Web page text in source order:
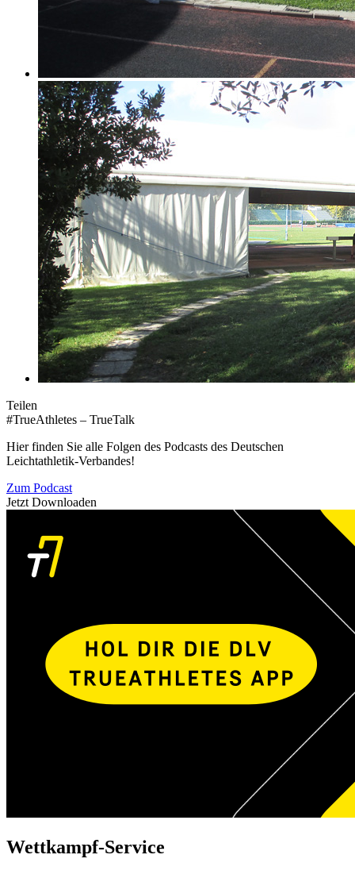
Teilen
#TrueAthletes – TrueTalk
Hier finden Sie alle Folgen des Podcasts des Deutschen
Leichtathletik-Verbandes!
Zum Podcast
Jetzt Downloaden
Wettkampf-Service